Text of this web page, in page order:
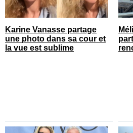
Karine Vanasse partage
une photo dans sa cour et
la vue est sublime